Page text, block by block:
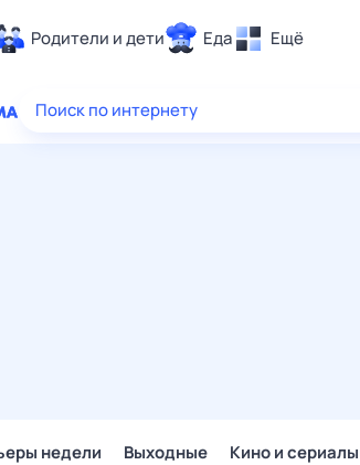
Родители и дети Еда Ещё
Здоровье
Поиск по интернету
недели Выходные Кино и сериалы